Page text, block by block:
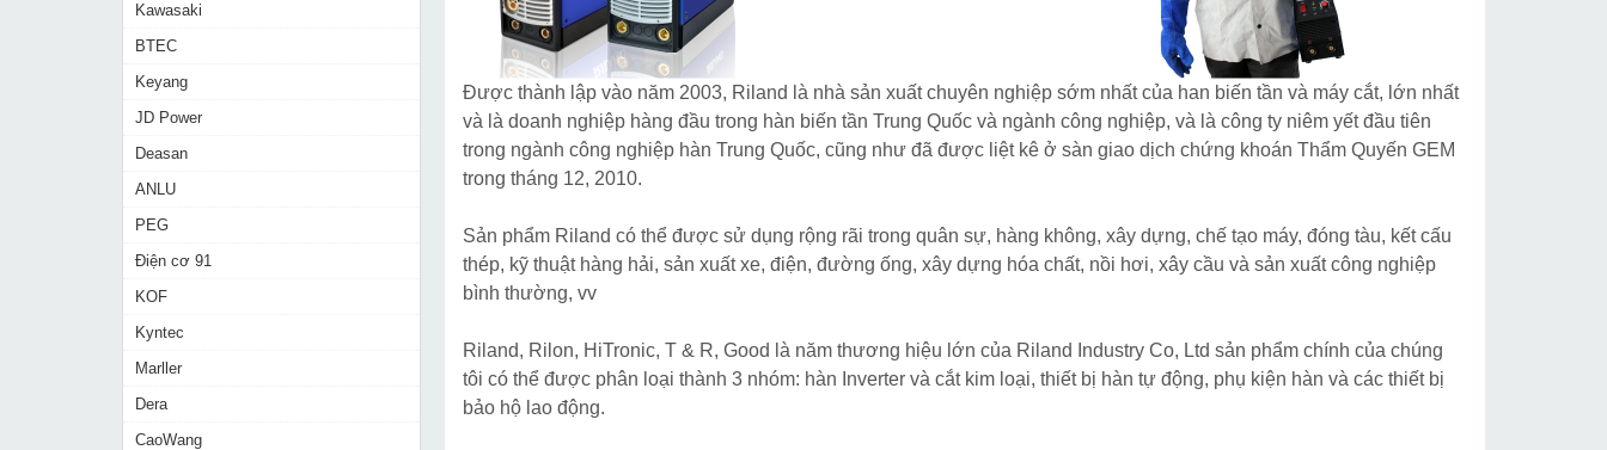
Được thành lập vào năm 2003, Riland là nhà sản xuất chuyên nghiệp sớm nhất của han biến tần và máy cắt, lớn nhất
và là doanh nghiệp hàng đầu trong hàn biến tần Trung Quốc và ngành công nghiệp, và là công ty niêm yết đầu tiên
trong ngành công nghiệp hàn Trung Quốc, cũng như đã được liệt kê ở sàn giao dịch chứng khoán Thẩm Quyến GEM
trong tháng 12, 2010.
Sản phẩm Riland có thể được sử dụng rộng rãi trong quân sự, hàng không, xây dựng, chế tạo máy, đóng tàu, kết cấu
thép, kỹ thuật hàng hải, sản xuất xe, điện, đường ống, xây dựng hóa chất, nồi hơi, xây cầu và sản xuất công nghiệp
bình thường, vv
Riland, Rilon, HiTronic, T & R, Good là năm thương hiệu lớn của Riland Industry Co, Ltd sản phẩm chính của chúng
tôi có thể được phân loại thành 3 nhóm: hàn Inverter và cắt kim loại, thiết bị hàn tự động, phụ kiện hàn và các thiết bị
bảo hộ lao động.
Kawasaki
BTEC
Keyang
JD Power
Deasan
ANLU
PEG
Điện cơ 91
KOF
Kyntec
Marller
Dera
CaoWang